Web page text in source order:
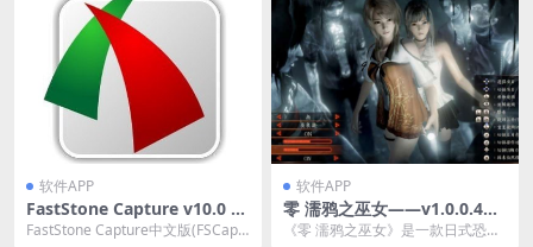
软件APP
FastStone Capture v10.0 中
文破解版
FastStone Capture中文版(FSCapt
软件APP
零 濡鸦之巫女——v1.0.0.4内
置简体中文汉化版
《零 濡鸦之巫女》是一款日式恐怖